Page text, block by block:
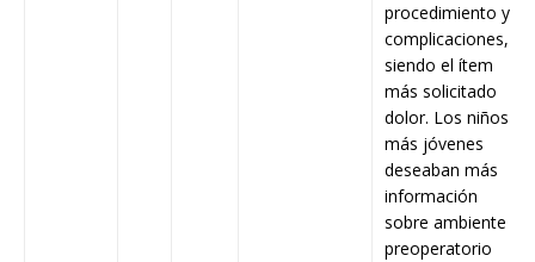
procedimiento y
complicaciones,
siendo el ítem
más solicitado
dolor. Los niños
más jóvenes
deseaban más
información
sobre ambiente
preoperatorio